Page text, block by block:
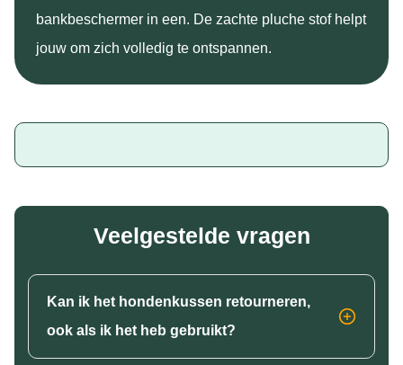
bankbeschermer in een. De zachte pluche stof helpt
jouw om zich volledig te ontspannen.
Veelgestelde vragen
Kan ik het hondenkussen retourneren,
ook als ik het heb gebruikt?